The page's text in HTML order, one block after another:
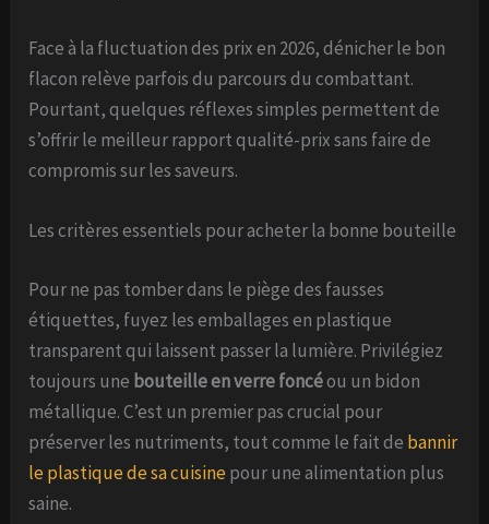
Face à la fluctuation des prix en 2026, dénicher le bon
flacon relève parfois du parcours du combattant.
Pourtant, quelques réflexes simples permettent de
s’offrir le meilleur rapport qualité-prix sans faire de
compromis sur les saveurs.
Les critères essentiels pour acheter la bonne bouteille
Pour ne pas tomber dans le piège des fausses
étiquettes, fuyez les emballages en plastique
transparent qui laissent passer la lumière. Privilégiez
toujours une bouteille en verre foncéou un bidon
métallique. C’est un premier pas crucial pour
préserver les nutriments, tout comme le fait de bannir
le plastique de sa cuisine pour une alimentation plus
saine.